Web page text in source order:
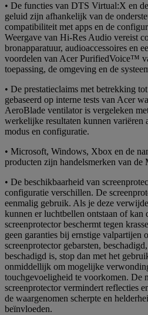
• De functies van DTS Virtual:X en
geluid zijn afhankelijk van de
compatibiliteit met apps en de
Weergave van Hi-Res Audio vereist
bronapparatuur, audioaccessoires en
voordelen van Acer PurifiedVoice™
toepassing, de omgeving en de
• De prestatieclaims met betrekking
gebaseerd op interne tests van Acer
AeroBlade ventilator is vergeleken
werkelijke resultaten kunnen variëren
modus en configuratie.
• Microsoft, Windows, Xbox en de
producten zijn handelsmerken van de
• De beschikbaarheid van
configuratie verschillen. De
eenmalig gebruik. Als je deze
kunnen er luchtbellen ontstaan of kan
screenprotector beschermt tegen
geen garanties bij ernstige valpartijen
screenprotector gebarsten,
beschadigd is, stop dan met het
onmiddellijk om mogelijke
touchgevoeligheid te voorkomen. De
screenprotector vermindert reflecties
de waargenomen scherpte en
beïnvloeden.